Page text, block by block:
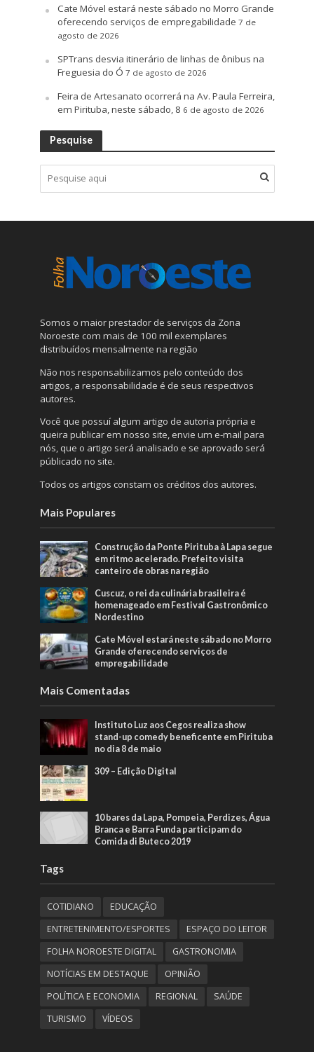
Cate Móvel estará neste sábado no Morro Grande
oferecendo serviços de empregabilidade 7 de
agosto de 2026
SPTrans desvia itinerário de linhas de ônibus na
Freguesia do Ó 7 de agosto de 2026
Feira de Artesanato ocorrerá na Av. Paula Ferreira,
em Pirituba, neste sábado, 8 6 de agosto de 2026
Pesquise
Somos o maior prestador de serviços da Zona
Noroeste com mais de 100 mil exemplares
distribuídos mensalmente na região
Não nos responsabilizamos pelo conteúdo dos
artigos, a responsabilidade é de seus respectivos
autores.
Você que possuí algum artigo de autoria própria e
queira publicar em nosso site, envie um e-mail para
nós, que o artigo será analisado e se aprovado será
públicado no site.
Todos os artigos constam os créditos dos autores.
Mais Populares
Construção da Ponte Pirituba à Lapa segue
em ritmo acelerado. Prefeito visita
canteiro de obras na região
Cuscuz, o rei da culinária brasileira é
homenageado em Festival Gastronômico
Nordestino
Cate Móvel estará neste sábado no Morro
Grande oferecendo serviços de
empregabilidade
Mais Comentadas
Instituto Luz aos Cegos realiza show
stand-up comedy beneficente em Pirituba
no dia 8 de maio
309 – Edição Digital
10 bares da Lapa, Pompeia, Perdizes, Água
Branca e Barra Funda participam do
Comida di Buteco 2019
Tags
COTIDIANO
EDUCAÇÃO
ENTRETENIMENTO/ESPORTES
ESPAÇO DO LEITOR
FOLHA NOROESTE DIGITAL
GASTRONOMIA
NOTÍCIAS EM DESTAQUE
OPINIÃO
POLÍTICA E ECONOMIA
REGIONAL
SAÚDE
TURISMO
VÍDEOS